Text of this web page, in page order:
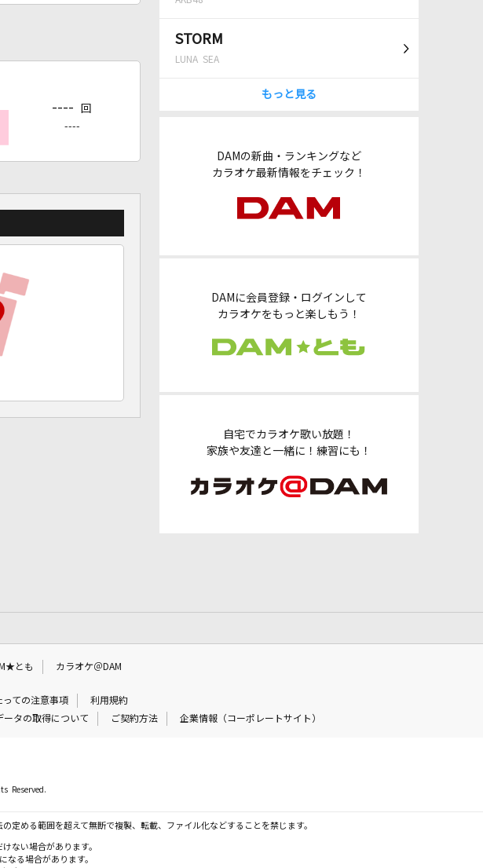
STORM
LUNA SEA
もっと見る
DAMの新曲・ランキングなど
カラオケ最新情報をチェック！
DAMに会員登録・ログインして
カラオケをもっと楽しもう！
自宅でカラオケ歌い放題！
家族や友達と一緒に！練習にも！
---- 回
----
とも カラオケ＠DAM
っての注意事項
利用規約
ータの取得について ご契約方法 企業情報（コーポレートサイト）
Reserved.
定める範囲を超えて無断で複製、転載、ファイル化などすることを禁じます。
ない場合があります。
なる場合があります。